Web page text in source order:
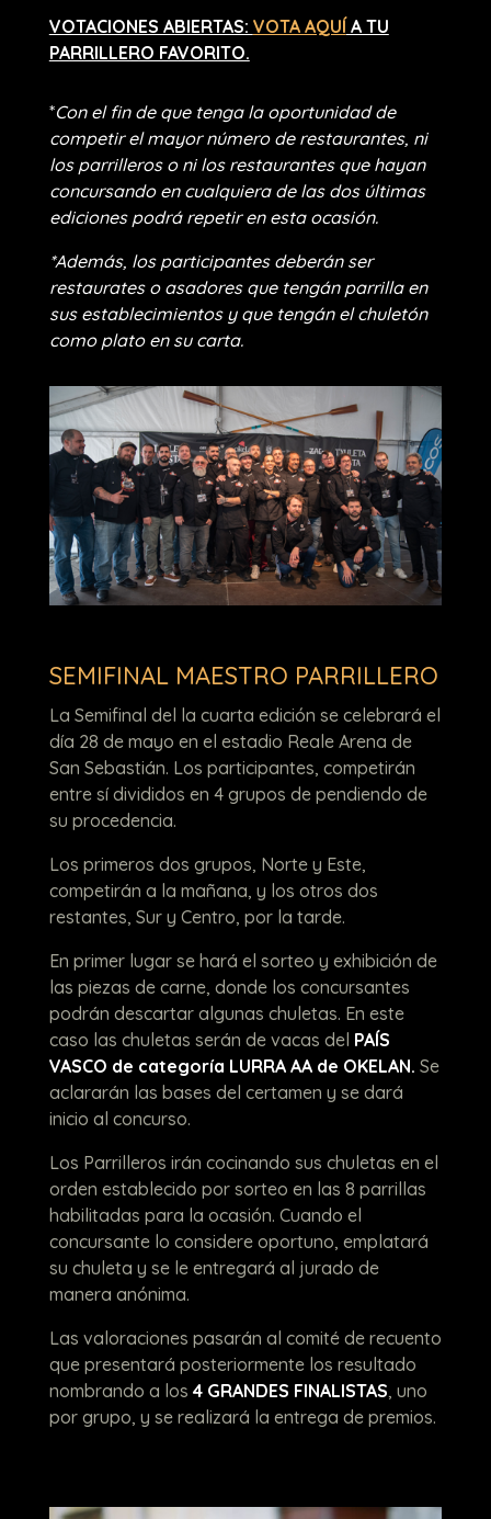
VOTACIONES ABIERTAS: VOTA AQUÍA TU
PARRILLERO FAVORITO.
*Con el fin de que tenga la oportunidad de
competir el mayor número de restaurantes, ni
los parrilleros o ni los restaurantes que hayan
concursando en cualquiera de las dos últimas
ediciones podrá repetir en esta ocasión.
*Además, los participantes deberán ser
restaurates o asadores que tengán parrilla en
sus establecimientos y que tengán el chuletón
como plato en su carta.
SEMIFINAL MAESTRO PARRILLERO
La Semifinal del la cuarta edición se celebrará el
día 28 de mayo en el estadio Reale Arena de
San Sebastián. Los participantes, competirán
entre sí divididos en 4 grupos de pendiendo de
su procedencia.
Los primeros dos grupos, Norte y Este,
competirán a la mañana, y los otros dos
restantes, Sur y Centro, por la tarde.
En primer lugar se hará el sorteo y exhibición de
las piezas de carne, donde los concursantes
podrán descartar algunas chuletas. En este
caso las chuletas serán de vacas del PAÍS
VASCO de categoría LURRA AA de OKELAN. Se
aclararán las bases del certamen y se dará
inicio al concurso.
Los Parrilleros irán cocinando sus chuletas en el
orden establecido por sorteo en las 8 parrillas
habilitadas para la ocasión. Cuando el
concursante lo considere oportuno, emplatará
su chuleta y se le entregará al jurado de
manera anónima.
Las valoraciones pasarán al comité de recuento
que presentará posteriormente los resultado
nombrando a los 4 GRANDES FINALISTAS, uno
por grupo, y se realizará la entrega de premios.